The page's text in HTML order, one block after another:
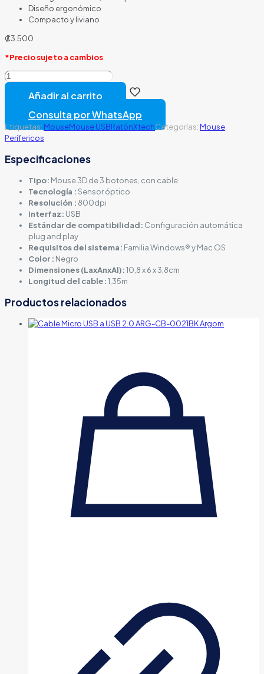
Diseño ergonómico
Compacto y liviano
₡3.500
*Precio sujeto a cambios
Mouse
USB
óptico
tres
botones
XTM-
185
cantidad
Añadir al carrito
Consulta por WhatsApp
Etiquetas: MouseMouse USBRatónXtechCategorías:Mouse
Perífericos
Especificaciones
Tipo: Mouse 3D de 3 botones, con cable
Tecnología :Sensor óptico
Resolución : 800dpi
Interfaz: USB
Estándar de compatibilidad: Configuración automática
plug and play
Requisitos del sistema: Familia Windows® y Mac OS
Color : Negro
Dimensiones (LaxAnxAl):10,8 x 6 x 3,8cm
Longitud del cable:1,35m
Productos relacionados